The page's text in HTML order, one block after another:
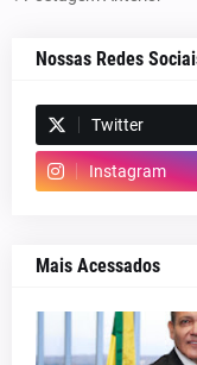
Nossas Redes
Twitter
Instagram
Mais Acessados